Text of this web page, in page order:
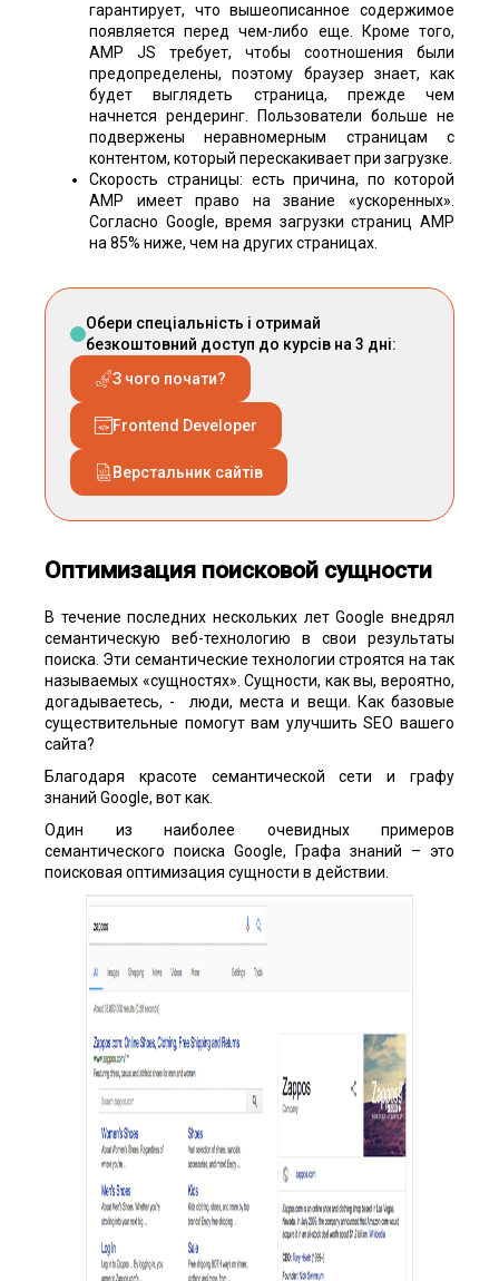
гарантирует, что вышеописанное содержимое
появляется перед чем-либо еще. Кроме того,
AMP JS требует, чтобы соотношения были
предопределены, поэтому браузер знает, как
будет выглядеть страница, прежде чем
начнется рендеринг. Пользователи больше не
подвержены неравномерным страницам с
контентом, который перескакивает при загрузке.
Скорость страницы: есть причина, по которой
AMP имеет право на звание «ускоренных».
Согласно Google, время загрузки страниц AMP
на 85% ниже, чем на других страницах.
Обери спеціальність і отримай
безкоштовний доступ до курсів на 3 дні:
З чого почати?
Frontend Developer
Верстальник сайтів
Оптимизация поисковой сущности
В течение последних нескольких лет Google внедрял
семантическую веб-технологию в свои результаты
поиска. Эти семантические технологии строятся на так
называемых «сущностях». Сущности, как вы, вероятно,
догадываетесь, - люди, места и вещи. Как базовые
существительные помогут вам улучшить SEO вашего
сайта?
Благодаря красоте семантической сети и графу
знаний Google, вот как.
Один из наиболее очевидных примеров
семантического поиска Google, Графа знаний – это
поисковая оптимизация сущности в действии.